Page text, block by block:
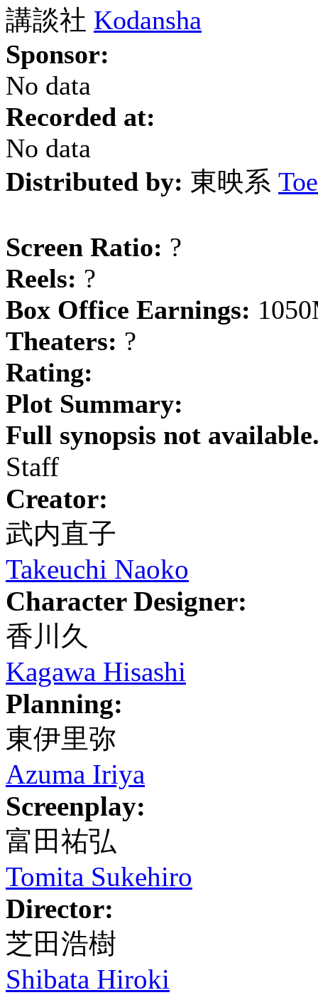
講談社 Kodansha
Sponsor:
No data
Recorded at:
No data
Distributed by: 東映系
Screen Ratio: ?
Reels: ?
Box Office Earnings:
Theaters: ?
Rating:
Plot Summary:
Full synopsis not
Staff
Creator:
武内直子
Takeuchi Naoko
Character Designer:
香川久
Kagawa Hisashi
Planning:
東伊里弥
Azuma Iriya
Screenplay:
富田祐弘
Tomita Sukehiro
Director:
芝田浩樹
Shibata Hiroki